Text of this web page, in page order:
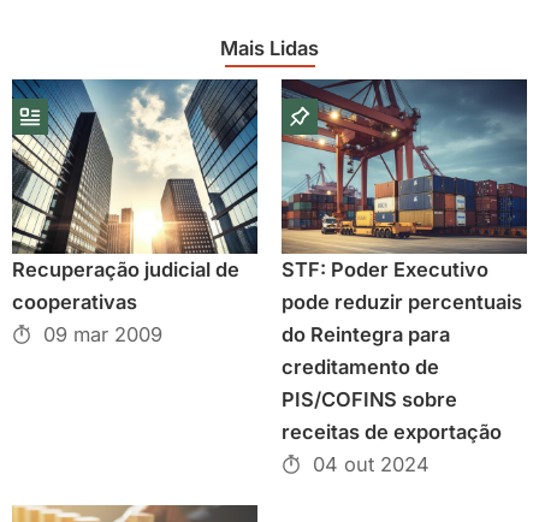
Mais Lidas
Recuperação judicial de
cooperativas
09 mar 2009
STF: Poder Executivo
pode reduzir percentuais
do Reintegra para
creditamento de
PIS/COFINS sobre
receitas de exportação
04 out 2024